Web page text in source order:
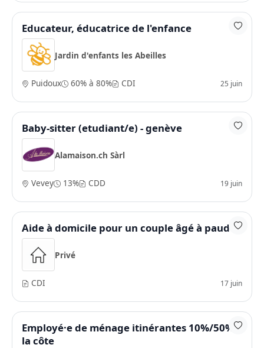
Educateur, éducatrice de l'enfance
Jardin d'enfants les Abeilles
Puidoux 60% à 80% CDI 25 juin
Baby-sitter (etudiant/e) - genève
Alamaison.ch Sàrl
Vevey 13% CDD 19 juin
Aide à domicile pour un couple âgé à paudex
Privé
CDI 17 juin
Employé·e de ménage itinérantes 10%/50% -
la côte